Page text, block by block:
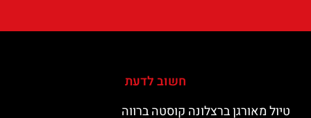
חשוב לדעת
טיול מאורגן ברצלונה קוסטה ברווה